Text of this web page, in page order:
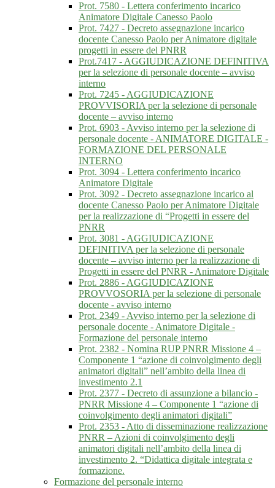
Prot. 7580 - Lettera conferimento incarico
Animatore Digitale Canesso Paolo
Prot. 7427 - Decreto assegnazione incarico
docente Canesso Paolo per Animatore digitale
progetti in essere del PNRR
Prot.7417 - AGGIUDICAZIONE DEFINITIVA
per la selezione di personale docente – avviso
interno
Prot. 7245 - AGGIUDICAZIONE
PROVVISORIA per la selezione di personale
docente – avviso interno
Prot. 6903 - Avviso interno per la selezione di
personale docente - ANIMATORE DIGITALE -
FORMAZIONE DEL PERSONALE
INTERNO
Prot. 3094 - Lettera conferimento incarico
Animatore Digitale
Prot. 3092 - Decreto assegnazione incarico al
docente Canesso Paolo per Animatore Digitale
per la realizzazione di “Progetti in essere del
PNRR
Prot. 3081 - AGGIUDICAZIONE
DEFINITIVA per la selezione di personale
docente – avviso interno per la realizzazione di
Progetti in essere del PNRR - Animatore Digitale
Prot. 2886 - AGGIUDICAZIONE
PROVVOSORIA per la selezione di personale
docente - avviso interno
Prot. 2349 - Avviso interno per la selezione di
personale docente - Animatore Digitale -
Formazione del personale interno
Prot. 2382 - Nomina RUP PNRR Missione 4 –
Componente 1 “azione di coinvolgimento degli
animatori digitali” nell’ambito della linea di
investimento 2.1
Prot. 2377 - Decreto di assunzione a bilancio -
PNRR Missione 4 – Componente 1 “azione di
coinvolgimento degli animatori digitali”
Prot. 2353 - Atto di disseminazione realizzazione
PNRR – Azioni di coinvolgimento degli
animatori digitali nell’ambito della linea di
investimento 2. “Didattica digitale integrata e
formazione.
Formazione del personale interno